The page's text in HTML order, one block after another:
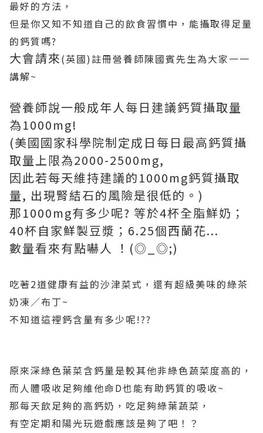
最好的方法，
但是你又知不知道自己的飲食習慣中，能攝取得足量
的鈣質嗎?
大會請來(英國)註冊營養師陳國賓先生為大家一一
講解~
營養師說一般成年人每日建議鈣質攝取量
為1000mg!
(美國國家科學院制定成日每日最高鈣質攝
取量上限為2000-2500mg,
因此若每天維持建議的1000mg鈣質攝取
量, 出現腎結石的風險是很低的。)
那1000mg有多少呢? 等於4杯全脂鮮奶；
40杯自家鮮製豆漿；6.25個西蘭花...
數量看來有點嚇人 ！(◎_◎;)
吃著2道健康有益的沙津菜式，還有超級美味的綠茶
奶凍／布丁~
不知道這裡鈣含量有多少呢!??
原來深綠色葉菜含鈣量是較其他非綠色蔬菜度高的，
而人體吸收足夠維他命D也能有助鈣質的吸收~
那每天飲足夠的高鈣奶，吃足夠綠葉蔬菜，
有空定期和陽光玩遊戲應該是夠了吧！？